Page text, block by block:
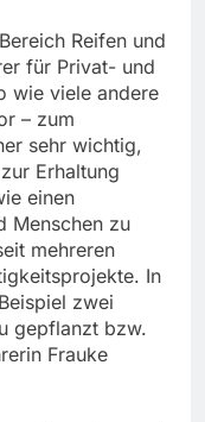
Reifen und
für Privat- und
wie viele andere
– zum
sehr wichtig,
Erhaltung
einen
Menschen zu
mehreren
In
zwei
gepflanzt bzw.
Frauke